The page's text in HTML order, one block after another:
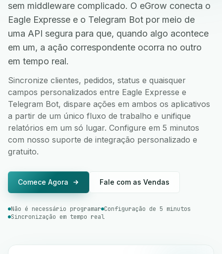
sem middleware complicado. O eGrow conecta o
Eagle Expresse e o Telegram Bot por meio de
uma API segura para que, quando algo acontece
em um, a ação correspondente ocorra no outro
em tempo real.
Sincronize clientes, pedidos, status e quaisquer
campos personalizados entre Eagle Expresse e
Telegram Bot, dispare ações em ambos os aplicativos
a partir de um único fluxo de trabalho e unifique
relatórios em um só lugar. Configure em 5 minutos
com nosso suporte de integração personalizado e
gratuito.
Comece Agora Fale com as Vendas
Não é necessário programar Configuração de 5 minutos
Sincronização em tempo real